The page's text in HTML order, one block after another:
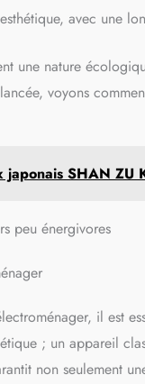
avec une
une nature
voyons
japonais SHAN ZU
peu énergivores
il est
; un appareil
non seulement